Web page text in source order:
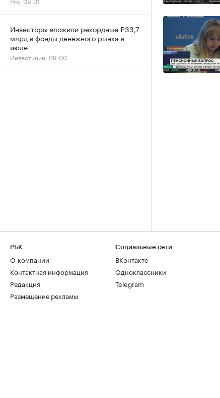
Инвесторы вложили рекордные ₽33,7
млрд в фонды денежного рынка в
июле
Инвестиции, 09:00
РБК
О компании
Контактная информация
Редакция
Размещение рекламы
Социальные сети
ВКонтакте
Одноклассники
Telegram